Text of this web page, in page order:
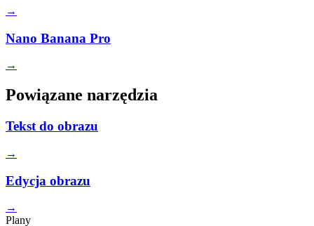
→
Nano Banana Pro
→
Powiązane narzędzia
Tekst do obrazu
→
Edycja obrazu
→
Plany